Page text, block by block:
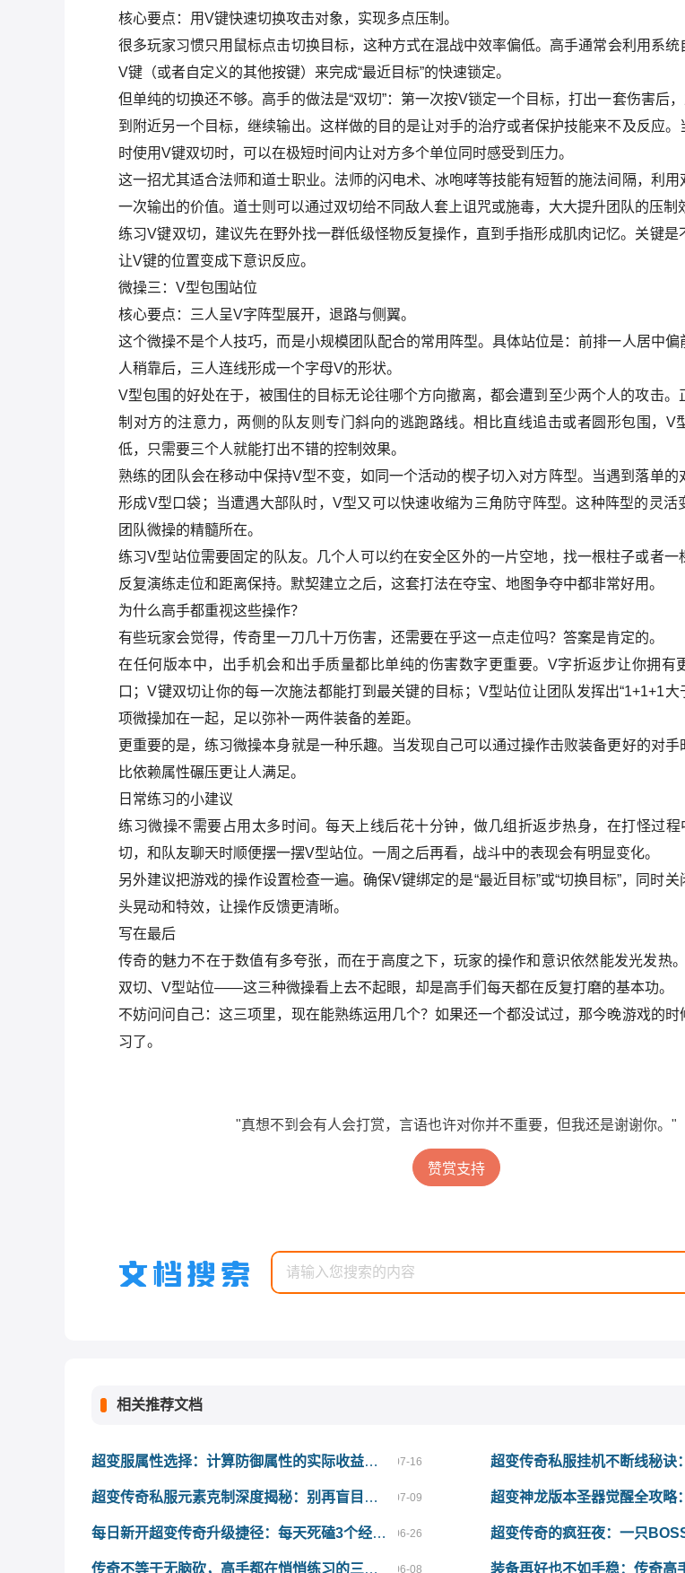
核心要点：用V键快速切换攻击对象，实现多点压制。
很多玩家习惯只用鼠标点击切换目标，这种方式在混战中效率偏低。高手通常会利用系
V键（或者自定义的其他按键）来完成“最近目标”的快速锁定。
但单纯的切换还不够。高手的做法是“双切”：第一次按V锁定一个目标，打出一套伤害后
到附近另一个目标，继续输出。这样做的目的是让对手的治疗或者保护技能来不及反应。
时使用V键双切时，可以在极短时间内让对方多个单位同时感受到压力。
这一招尤其适合法师和道士职业。法师的闪电术、冰咆哮等技能有短暂的施法间隔，利用
一次输出的价值。道士则可以通过双切给不同敌人套上诅咒或施毒，大大提升团队的压制
练习V键双切，建议先在野外找一群低级怪物反复操作，直到手指形成肌肉记忆。关键是
让V键的位置变成下意识反应。
微操三：V型包围站位
核心要点：三人呈V字阵型展开，退路与侧翼。
这个微操不是个人技巧，而是小规模团队配合的常用阵型。具体站位是：前排一人居中偏
人稍靠后，三人连线形成一个字母V的形状。
V型包围的好处在于，被围住的目标无论往哪个方向撤离，都会遭到至少两个人的攻击。
制对方的注意力，两侧的队友则专门斜向的逃跑路线。相比直线追击或者圆形包围，V
低，只需要三个人就能打出不错的控制效果。
熟练的团队会在移动中保持V型不变，如同一个活动的楔子切入对方阵型。当遇到落单的
形成V型口袋；当遭遇大部队时，V型又可以快速收缩为三角防守阵型。这种阵型的灵活
团队微操的精髓所在。
练习V型站位需要固定的队友。几个人可以约在安全区外的一片空地，找一根柱子或者一
反复演练走位和距离保持。默契建立之后，这套打法在夺宝、地图争夺中都非常好用。
为什么高手都重视这些操作？
有些玩家会觉得，传奇里一刀几十万伤害，还需要在乎这一点走位吗？答案是肯定的。
在任何版本中，出手机会和出手质量都比单纯的伤害数字更重要。V字折返步让你拥有
口；V键双切让你的每一次施法都能打到最关键的目标；V型站位让团队发挥出“1+1+1大
项微操加在一起，足以弥补一两件装备的差距。
更重要的是，练习微操本身就是一种乐趣。当发现自己可以通过操作击败装备更好的对手
比依赖属性碾压更让人满足。
日常练习的小建议
练习微操不需要占用太多时间。每天上线后花十分钟，做几组折返步热身，在打怪过
切，和队友聊天时顺便摆一摆V型站位。一周之后再看，战斗中的表现会有明显变化。
另外建议把游戏的操作设置检查一遍。确保V键绑定的是“最近目标”或“切换目标”，同时
头晃动和特效，让操作反馈更清晰。
写在最后
传奇的魅力不在于数值有多夸张，而在于高度之下，玩家的操作和意识依然能发光发热
双切、V型站位——这三种微操看上去不起眼，却是高手们每天都在反复打磨的基本功。
不妨问问自己：这三项里，现在能熟练运用几个？如果还一个都没试过，那今晚游戏的时
习了。
"真想不到会有人会打赏，言语也许对你并不重要，但我还是谢谢你。"
赞赏支持
相关推荐文档
超变服属性选择：计算防御属性的实际收益与战略意义 07-16
超变传奇私服元素克制深度揭秘：别再盲目堆攻击，懂的人伤害已翻倍 07-09
每日新开超变传奇升级捷径：每天死磕3个经验任务，等级轻松甩开众人 06-26
传奇不等于无脑砍，高手都在悄悄练习的三种微掌握几个？ 06-08